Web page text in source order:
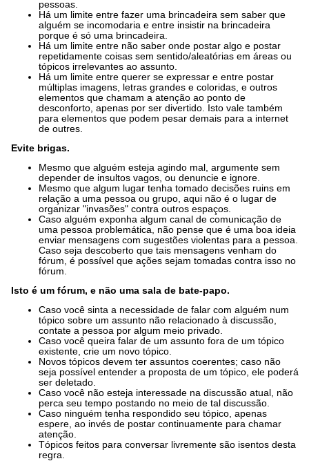
pessoas.
Há um limite entre fazer uma brincadeira sem saber que
alguém se incomodaria e entre insistir na brincadeira
porque é só uma brincadeira.
Há um limite entre não saber onde postar algo e postar
repetidamente coisas sem sentido/aleatórias em áreas ou
tópicos irrelevantes ao assunto.
Há um limite entre querer se expressar e entre postar
múltiplas imagens, letras grandes e coloridas, e outros
elementos que chamam a atenção ao ponto de
desconforto, apenas por ser divertido. Isto vale também
para elementos que podem pesar demais para a internet
de outres.
Evite brigas.
Mesmo que alguém esteja agindo mal, argumente sem
depender de insultos vagos, ou denuncie e ignore.
Mesmo que algum lugar tenha tomado decisões ruins em
relação a uma pessoa ou grupo, aqui não é o lugar de
organizar "invasões" contra outros espaços.
Caso alguém exponha algum canal de comunicação de
uma pessoa problemática, não pense que é uma boa ideia
enviar mensagens com sugestões violentas para a pessoa.
Caso seja descoberto que tais mensagens venham do
fórum, é possível que ações sejam tomadas contra isso no
fórum.
Isto é um fórum, e não uma sala de bate-papo.
Caso você sinta a necessidade de falar com alguém num
tópico sobre um assunto não relacionado à discussão,
contate a pessoa por algum meio privado.
Caso você queira falar de um assunto fora de um tópico
existente, crie um novo tópico.
Novos tópicos devem ter assuntos coerentes; caso não
seja possível entender a proposta de um tópico, ele poderá
ser deletado.
Caso você não esteja interessade na discussão atual, não
perca seu tempo postando no meio de tal discussão.
Caso ninguém tenha respondido seu tópico, apenas
espere, ao invés de postar continuamente para chamar
atenção.
Tópicos feitos para conversar livremente são isentos desta
regra.